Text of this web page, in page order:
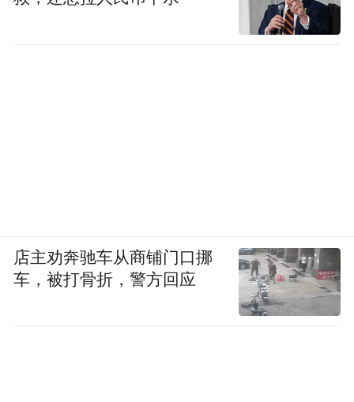
店主劝奔驰车从商铺门口挪
车，被打骨折，警方回应